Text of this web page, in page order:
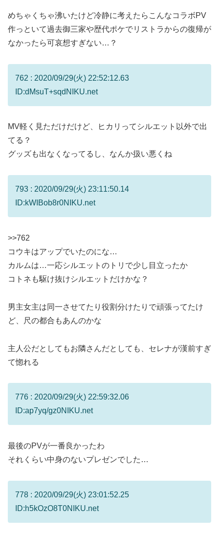
めちゃくちゃ沸いたけど冷静に考えたらこんなコラボPV
作っといて過去御三家や歴代ポケでリストラからの復帰が
なかったら可哀想すぎない…？
762 : 2020/09/29(火) 22:52:12.63
ID:dMsuT+sqdNIKU.net
MV軽く見ただけだけど、ヒカリってシルエット以外で出
てる？
グッズも出なくなってるし、なんか扱い悪くね
793 : 2020/09/29(火) 23:11:50.14
ID:kWIBob8r0NIKU.net
>>762
コウキはアップでいたのにな…
カルムは…一応シルエットのトリで少し目立ったか
コトネも駆け抜けシルエットだけかな？
男主女主は同一させてたり役割分けたりで頑張ってたけ
ど、尺の都合もあんのかな
主人公だとしてもお隣さんだとしても、セレナが漢前すぎ
て惚れる
776 : 2020/09/29(火) 22:59:32.06
ID:ap7yq/gz0NIKU.net
最後のPVが一番良かったわ
それくらい中身のないプレゼンでした…
778 : 2020/09/29(火) 23:01:52.25
ID:h5kOzO8T0NIKU.net